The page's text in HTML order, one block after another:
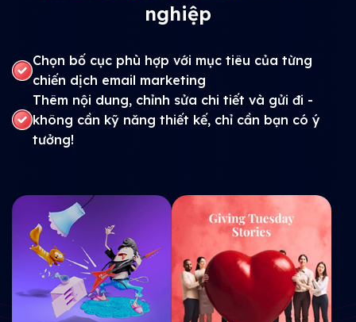
nghiệp
Chọn bố cục phù hợp với mục tiêu của từng
chiến dịch email marketing
Thêm nội dung, chỉnh sửa chi tiết và gửi đi -
không cần kỹ năng thiết kế, chỉ cần bạn có ý
tưởng!